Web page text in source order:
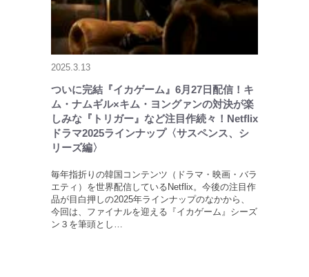
2025.3.13
ついに完結『イカゲーム』6月27日配信！キ
ム・ナムギル×キム・ヨングァンの対決が楽
しみな『トリガー』など注目作続々！Netflix
ドラマ2025ラインナップ〈サスペンス、シ
リーズ編〉
毎年指折りの韓国コンテンツ（ドラマ・映画・バラ
エティ）を世界配信しているNetflix。今後の注目作
品が目白押しの2025年ラインナップのなかから、
今回は、ファイナルを迎える『イカゲーム』シーズ
ン３を筆頭とし…